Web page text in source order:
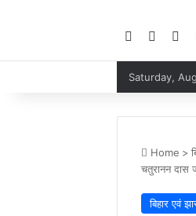
Facebook
Saturday,
Home >
चतुरानन दास
बिहार एवं